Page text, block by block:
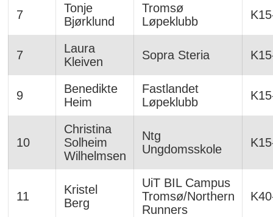
7
Tonje
Bjørklund
Tromsø
Løpeklubb
7
Laura
Kleiven
Sopra Steria
9
Benedikte
Heim
Fastlandet
Løpeklubb
10
Christina
Solheim
Wilhelmsen
Ntg
Ungdomsskole
11
Kristel
Berg
UiT BIL Campus
Tromsø/Northern
Runners